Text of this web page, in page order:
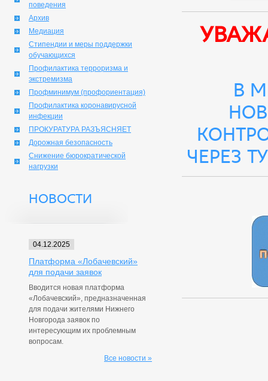
поведения
Архив
Медиация
Стипендии и меры поддержки
обучающихся
Профилактика терроризма и
экстремизма
Профминимум (профориентация)
Профилактика коронавирусной
инфекции
ПРОКУРАТУРА РАЗЪЯСНЯЕТ
Дорожная безопасность
Снижение бюрократической
нагрузки
НОВОСТИ
04.12.2025
Платформа «Лобачевский»
для подачи заявок
Вводится новая платформа
«Лобачевский», предназначенная
для подачи жителями Нижнего
Новгорода заявок по
интересующим их проблемным
вопросам.
Все новости »
В
через